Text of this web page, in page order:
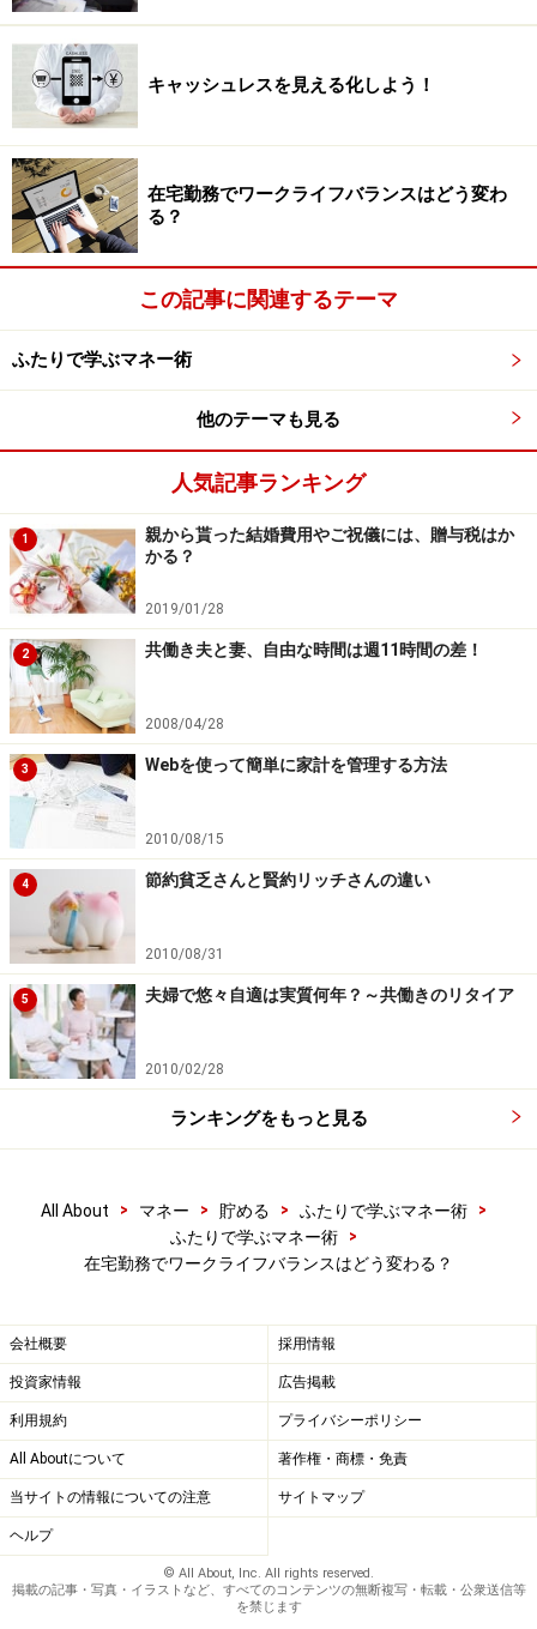
往復の通勤時間も侮れない
一方、企業側にとっても「貴重な人材が退職せずに就業
を続けてくれる」ことや、「災害等で出社できない時で
も業務が継続できる」メリットも大きいといわれていま
す。
また、「生産性の向上」を目指すためにも効果が期待さ
れています。業務上、終日在宅勤務が難しいという場合
は、半日休暇や直行直帰等と組み合わせるという企業も
あるようです。社員にとっても、取引先への訪問や会議
などがある日は、柔軟に対応できると嬉しいですね。
「在宅勤務 求人」などと検索すると、在宅勤務が可能な
求人情報を見ることができますので、これから再就職や
転職を検討している方は、働きやすい環境の職場探しに
役立ててみてはいかがでしょうか？
在宅勤務導入のために
メリットが多いとはいえ、「セキュリティ対策や勤怠管
理方法、人事評価方法、コミュニケーションの面等で不
安があり、在宅勤務（テレワーク）導入に至っていな
い」企業もあるとのこと。 厚生労働省から委託されてい
る
「テレワーク相談センター」
検討する企業に対して労務管理等のコンサルティングを
行っています。
また、在宅勤務に取り組む事業主に対する助成金制度も
あるようです。勤務先に在宅勤務制度を導入したい（し
てほしい）とお考えの方は、こうした制度を活用してみ
てはいかがでしょうか。
テレワーク相談センター
●時間外労働等改善助成金（テレワークコース）（厚生
使う？
前出の調査では終日在宅勤務をした結果、「自分のため
に使える時間が増えた」ことがメリットの1つとして挙
げられました。同調査の平成27年度版に「削減できた時
間の使い方」について、男女別の回答結果が掲載されて
いましたので、少し前のデータですがご紹介します。
キャッシュレスを見える化しよう！
在宅勤務でワークライフバランスはどう変わ
る？
この記事に関連するテーマ
ふたりで学ぶマネー術
他のテーマも見る
人気記事ランキング
1
親から貰った結婚費用やご祝儀には、贈与税はか
かる？
2019/01/28
2 共働き夫と妻、自由な時間は週11時間の差！
2008/04/28
3 Webを使って簡単に家計を管理する方法
2010/08/15
4 節約貧乏さんと賢約リッチさんの違い
2010/08/31
5 夫婦で悠々自適は実質何年？～共働きのリタイア
2010/02/28
ランキングをもっと見る
All About > マネー > 貯める > ふたりで学ぶマネー術
>
ふたりで学ぶマネー術
>
在宅勤務でワークライフバランスはどう変わる？
会社概要 採用情報
投資家情報 広告掲載
利用規約 プライバシーポリシー
All Aboutについて 著作権・商標・免責
当サイトの情報についての注意 サイトマップ
ヘルプ
© All About, Inc. All rights reserved.
掲載の記事・写真・イラストなど、すべてのコンテンツの無断複写・転載・公衆送信等
を禁じます